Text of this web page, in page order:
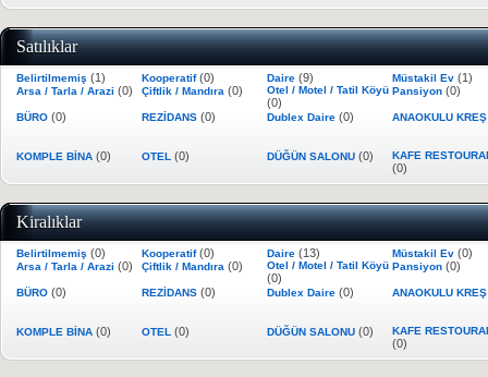
Satılıklar
Belirtilmemiş (1) Kooperatif(0) Daire (9) Müstakil Ev (1)
Arsa / Tarla / Arazi (0) Çiftlik / Mandıra (0) Otel / Motel / Tatil Köyü
(0)
Pansiyon (0)
BÜRO (0) REZİDANS (0) Dublex Daire (0) ANAOKULU
KOMPLE BİNA (0) OTEL (0) DÜĞÜN SALONU (0) KAFE
(0)
Kiralıklar
Belirtilmemiş (0) Kooperatif(0) Daire (13) Müstakil Ev (0)
Arsa / Tarla / Arazi (0) Çiftlik / Mandıra (0) Otel / Motel / Tatil Köyü
(0)
Pansiyon (0)
BÜRO (0) REZİDANS (0) Dublex Daire (0) ANAOKULU
KOMPLE BİNA (0) OTEL (0) DÜĞÜN SALONU (0) KAFE
(0)